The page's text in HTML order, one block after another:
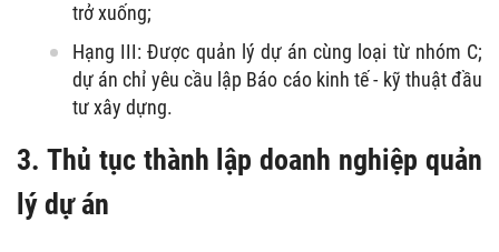
trở xuống;
Hạng III: Được quản lý dự án cùng loại từ nhóm C;
dự án chỉ yêu cầu lập Báo cáo kinh tế - kỹ thuật đầu
tư xây dựng.
3. Thủ tục thành lập doanh nghiệp quản
lý dự án